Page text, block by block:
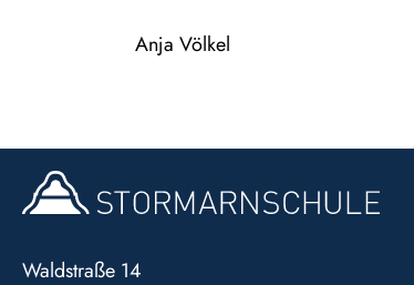
Anja Völkel
Waldstraße 14